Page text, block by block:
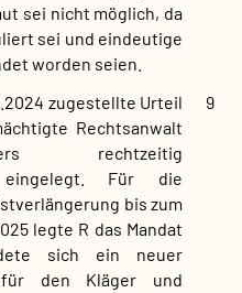
sei nicht möglich, da
sei und eindeutige
worden seien.
9
zugestellte Urteil
Rechtsanwalt
rechtzeitig
eingelegt. Für die
bis zum
legte R das Mandat
sich ein neuer
für den Kläger und